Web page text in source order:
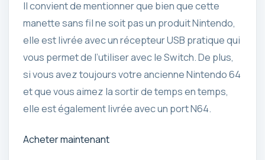
Il convient de mentionner que bien que cette
manette sans fil ne soit pas un produit Nintendo,
elle est livrée avec un récepteur USB pratique qui
vous permet de l’utiliser avec le Switch. De plus,
si vous avez toujours votre ancienne Nintendo 64
et que vous aimez la sortir de temps en temps,
elle est également livrée avec un port N64.
Acheter maintenant